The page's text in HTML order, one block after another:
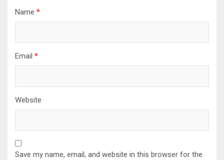
Name *
Email *
Website
Save my name, email, and website in this browser for the